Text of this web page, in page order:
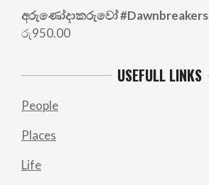
අරු‍ණෝදාකරුවෝ #Dawnbreakers
රු950.00
USEFULL LINKS
People
Places
Life